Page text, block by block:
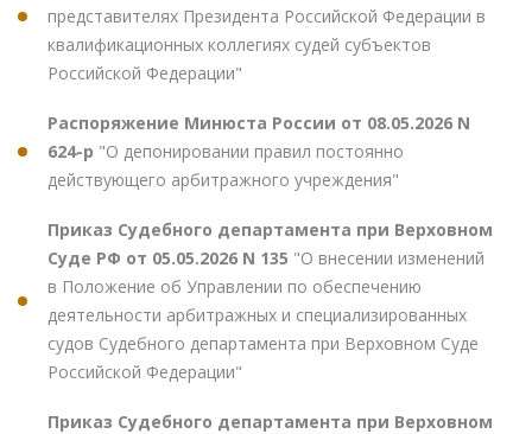
представителях Президента Российской Федерации в
квалификационных коллегиях судей субъектов
Российской Федерации"
Распоряжение Минюста России от 08.05.2026 N
624-р "О депонировании правил постоянно
действующего арбитражного учреждения"
Приказ Судебного департамента при Верховном
Суде РФ от 05.05.2026 N 135 "О внесении изменений
в Положение об Управлении по обеспечению
деятельности арбитражных и специализированных
судов Судебного департамента при Верховном Суде
Российской Федерации"
Приказ Судебного департамента при Верховном